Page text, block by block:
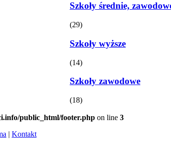
Szkoły średnie,
(29)
Szkoły wyższe
(14)
Szkoły zawodowe
(18)
public_html/footer.php on line 3
| Kontakt